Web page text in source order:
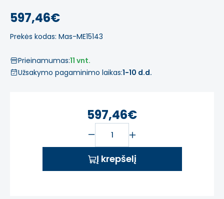
597,46€
Prekės kodas: Mas-ME15143
Prieinamumas:11 vnt.
Užsakymo pagaminimo laikas:1-10 d.d.
597,46€
Į krepšelį